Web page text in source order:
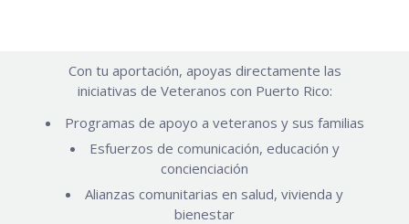
Con tu aportación, apoyas directamente las
iniciativas de Veteranos con Puerto Rico:
Programas de apoyo a veteranos y sus familias
Esfuerzos de comunicación, educación y
concienciación
Alianzas comunitarias en salud, vivienda y
bienestar